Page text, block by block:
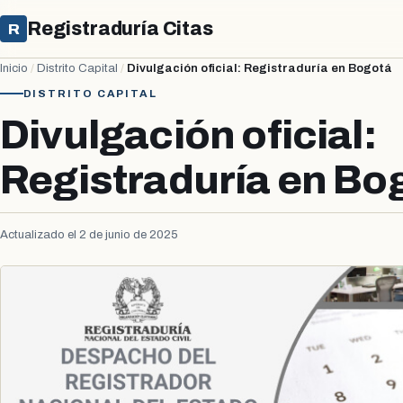
R Registraduría Citas
Inicio / Distrito Capital / Divulgación oficial: Registraduría en Bogotá
DISTRITO CAPITAL
Divulgación oficial:
Registraduría en
Actualizado el 2 de junio de 2025